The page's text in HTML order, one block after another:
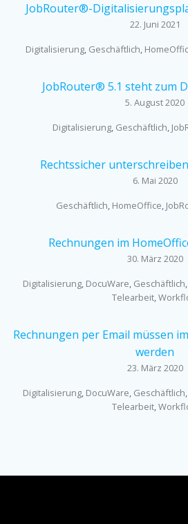
JobRouter®-
22. Juni 2021
Digitalisierung, Geschäftlich,
JobRouter® 5.1 steht zum
5. August 2020
Digitalisierung, Geschäftlich,
Rechtssicher
6. Mai 2020
Geschäftlich, HomeOffice,
Rechnungen im
30. März 2020
Digitalisierung, DocuWare, Geschäftlich,
Telearbeit,
Rechnungen per Email müssen
werden
23. März 2020
Digitalisierung, DocuWare, Geschäftlich,
Telearbeit,